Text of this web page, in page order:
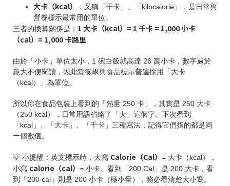
大卡（kcal）
：又稱「千卡」、「kilocalorie」，是日常與
營養標示最常用的單位。
三者的換算關係是： 1 大卡（kcal）= 1 千卡 = 1,000 小卡
（cal）= 1,000 卡路里
由於「小卡」單位太小，1 碗白飯就高達 26 萬小卡，數字過於
龐大不便閱讀，因此營養學與食品標示普遍採用「大卡
（kcal）」為單位。
所以你在食品包裝上看到的「熱量 250 卡」，其實是 250 大卡
（250 kcal），日常用語省略了「大」這個字。下次看到
「kcal」、「大卡」、「千卡」三種寫法，記得它們指的都是同
一個數值。
💡 小提醒：英文標示時，大寫 Calorie（Cal） = 大卡（kcal），
小寫 calorie（cal） = 小卡。看到「200 Cal」是 200 大卡，看
到「200 cal」則是 200 小卡（極小量），務必看清楚大小寫。